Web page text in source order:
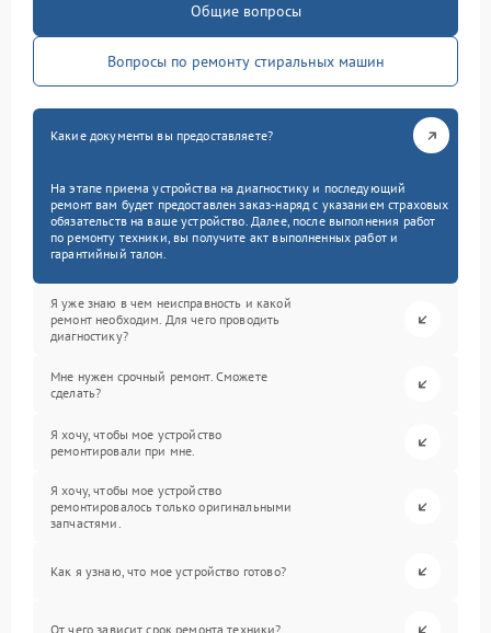
Общие вопросы
Вопросы по ремонту стиральных машин
Какие документы вы предоставляете?
На этапе приема устройства на диагностику и последующий
ремонт вам будет предоставлен заказ-наряд с указанием страховых
обязательств на ваше устройство. Далее, после выполнения работ
по ремонту техники, вы получите акт выполненных работ и
гарантийный талон.
Я уже знаю в чем неисправность и какой
ремонт необходим. Для чего проводить
диагностику?
Мне нужен срочный ремонт. Сможете
сделать?
Я хочу, чтобы мое устройство
ремонтировали при мне.
Я хочу, чтобы мое устройство
ремонтировалось только оригинальными
запчастями.
Как я узнаю, что мое устройство готово?
От чего зависит срок ремонта техники?